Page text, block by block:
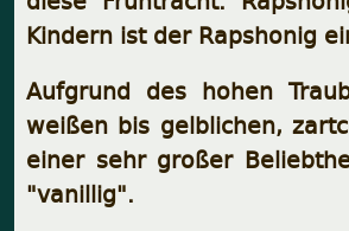
Kindern ist der Rapshonig
Aufgrund des hohen
weißen bis gelblichen,
einer sehr großer
"vanillig".